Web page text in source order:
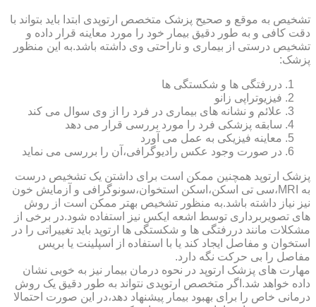
تشخیص به موقع و صحیح پزشک متخصص ارتوپدی ابتدا باید بتواند با
دقت کافی و به طور دقیق بیمار خود را مورد معاینه قرار داده و
تشخیص درستی از بیماری و ناراحتی وی داشته باشد.به این منظور
پزشک:
دررفتگی ها و شکستگی ها
فیزیوتراپی زانو
علائم و نشانه های بیماری در فرد را از وی سوال می کند
سابقه پزشکی فرد را مورد بررسی قرار می دهد
معاینه فیزیکی به عمل می آورد
در صورت وجود عکس رادیوگرافی،آن را بررسی می‎ نماید
پزشک ارتوپد همچنین ممکن است برای داشتن یک تشخیص درست
به MRI،سی تی اسکن،اسکن استخوان،سونوگرافی و آزمایش خون
نیز نیاز داشته باشد.به منظور تشخیص بهتر ممکن است از روش
های تصویربرداری توسط اشعه ایکس نیز استفاده شود.در برخی از
مشکلات مانند دررفتگی ها و شکستگی ها ارتوپد باید تغییراتی را در
استخوان و مفاصل ایجاد کند یا با استفاده از اسپلینت یا بریس
مفاصل را بی حرکت نگه دارد.
مهارت های پزشک ارتوپد در نحوه درمان بیمار نیز به خوبی نشان
داده خواهد شد.اگر متخصص ارتوپدی نتواند به طور دقیق یک روش
درمانی خاص را برای بهبود بیمار پیشنهاد دهد،در این صورت احتمالا